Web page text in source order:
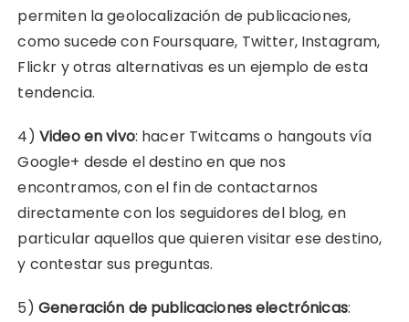
permiten la geolocalización de publicaciones,
como sucede con Foursquare, Twitter, Instagram,
Flickr y otras alternativas es un ejemplo de esta
tendencia.
4) Video en vivo: hacer Twitcams o hangouts vía
Google+ desde el destino en que nos
encontramos, con el fin de contactarnos
directamente con los seguidores del blog, en
particular aquellos que quieren visitar ese destino,
y contestar sus preguntas.
5) Generación de publicaciones electrónicas: